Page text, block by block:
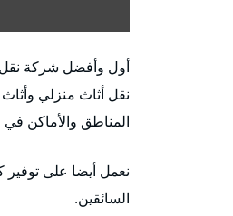
أول وأفضل شركة
نقل أثاث منزلي
المناطق والأماكن
نعمل أيضا على توفير
السائقين.